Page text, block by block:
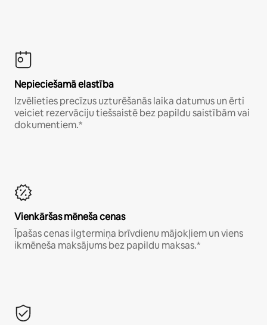
Nepieciešamā elastība
Izvēlieties precīzus uzturēšanās laika datumus un ērti
veiciet rezervāciju tiešsaistē bez papildu saistībām vai
dokumentiem.*
Vienkāršas mēneša cenas
Īpašas cenas ilgtermiņa brīvdienu mājokļiem un viens
ikmēneša maksājums bez papildu maksas.*